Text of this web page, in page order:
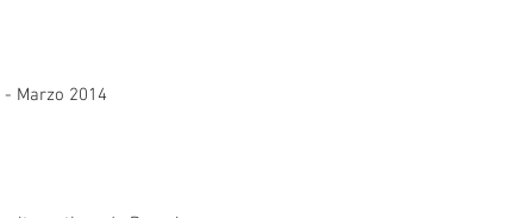
- Marzo 2014